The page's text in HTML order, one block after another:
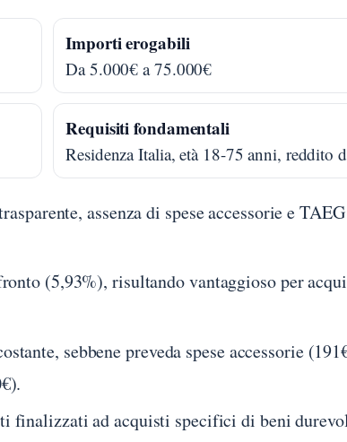
Importi erogabili
Da 5.000€ a 75.000€
Requisiti fondamentali
Residenza Italia, età 18-75 anni, reddito
assenza di spese accessorie e
(5,93%), risultando vantaggioso per
sebbene preveda spese accessorie
finalizzati ad acquisti specifici di beni